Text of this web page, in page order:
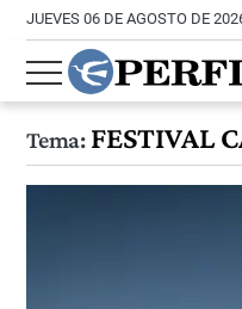
JUEVES 06 DE AGOSTO DE
Tema:FESTIVAL